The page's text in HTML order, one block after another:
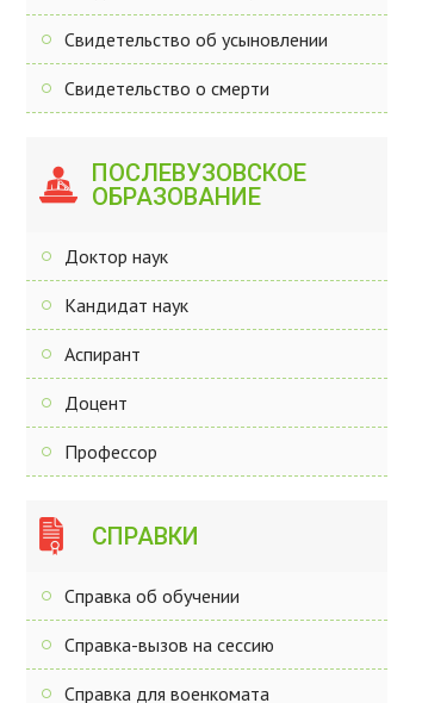
Свидетельство об усыновлении
Свидетельство о смерти
ПОСЛЕВУЗОВСКОЕ
ОБРАЗОВАНИЕ
Доктор наук
Кандидат наук
Аспирант
Доцент
Профессор
СПРАВКИ
Справка об обучении
Справка-вызов на сессию
Справка для военкомата